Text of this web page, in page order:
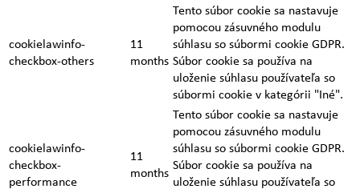
cookielawinfo-
checkbox-others
11
months
Tento súbor cookie sa nastavuje
pomocou zásuvného modulu
súhlasu so súbormi cookie GDPR.
Súbor cookie sa používa na
uloženie súhlasu používateľa so
súbormi cookie v kategórii "Iné".
cookielawinfo-
checkbox-
performance
11
months
Tento súbor cookie sa nastavuje
pomocou zásuvného modulu
súhlasu so súbormi cookie GDPR.
Súbor cookie sa používa na
uloženie súhlasu používateľa so